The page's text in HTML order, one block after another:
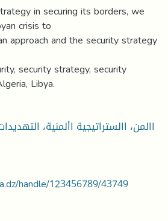
in securing its borders, we
crisis to
approach and the security strategy
security strategy, security
Libya.
االمن، االستراتيجية األمنية،
handle/123456789/43749